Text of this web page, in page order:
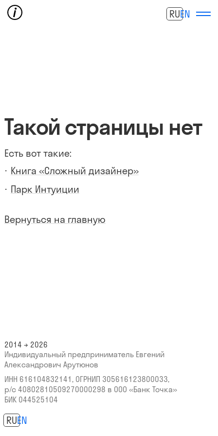
RUEN
Такой страницы нет
Есть вот такие:
Книга «Сложный дизайнер»
Парк Интуиции
Вернуться на главную
2014 → 2026
Индивидуальный предприниматель Евгений
Александрович Арутюнов
ИНН 616104832141, ОГРНИП 305616123800033,
р/с 40802810509270000298 в ООО «Банк Точка»
БИК 044525104
RUEN